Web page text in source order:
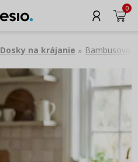
0
Dosky na krájanie » Bambusová